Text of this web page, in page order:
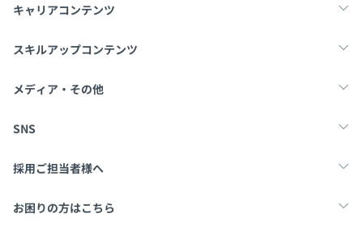
キャリアコンテンツ
転職・キャリア
スキルアップコンテンツ
学習
メディア・その他
Tech Team Journal
SNS
X
採用ご担当者様へ
採用・教育をお考えの企業様へ
お困りの方はこちら